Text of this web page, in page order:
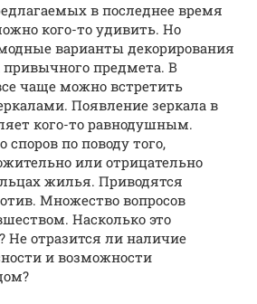
в последнее время
кого-то удивить. Но
варианты декорирования
привычного предмета. В
чаще можно встретить
Появление зеркала в
кого-то равнодушным.
по поводу того,
или отрицательно
жилья. Приводятся
Множество вопросов
Насколько это
Не отразится ли наличие
и возможности